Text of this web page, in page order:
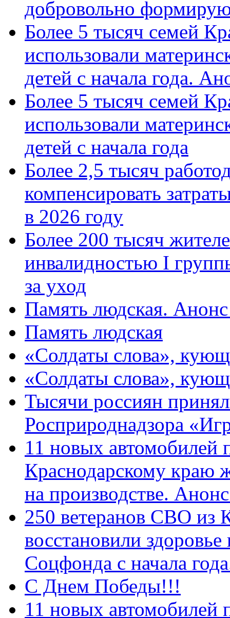
добровольно
Более 5 тысяч семей
использовали
детей с начала года.
Более 5 тысяч семей
использовали
детей с начала года
Более 2,5 тысяч
компенсировать
в 2026 году
Более 200 тысяч
инвалидностью I
за уход
Память людская.
Память людская
«Солдаты слова»,
«Солдаты слова»,
Тысячи россиян
Росприроднадзора
11 новых автомобилей
Краснодарскому краю
на производстве.
250 ветеранов СВО из
восстановили
Соцфонда с начала
С Днем Победы!!!
11 новых автомобилей